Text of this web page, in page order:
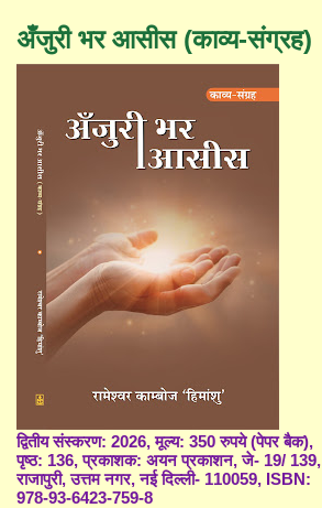
अँजुरी भर आसीस (काव्य-संग्रह)
द्वितीय संस्करण: 2026, मूल्य: 350 रुपये (पेपर बैक),
पृष्ठ: 136, प्रकाशक: अयन प्रकाशन, जे- 19/ 139,
राजापुरी, उत्तम नगर, नई दिल्ली- 110059, ISBN:
978-93-6423-759-8